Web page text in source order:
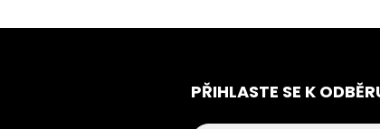
PŘIHLASTE SE K